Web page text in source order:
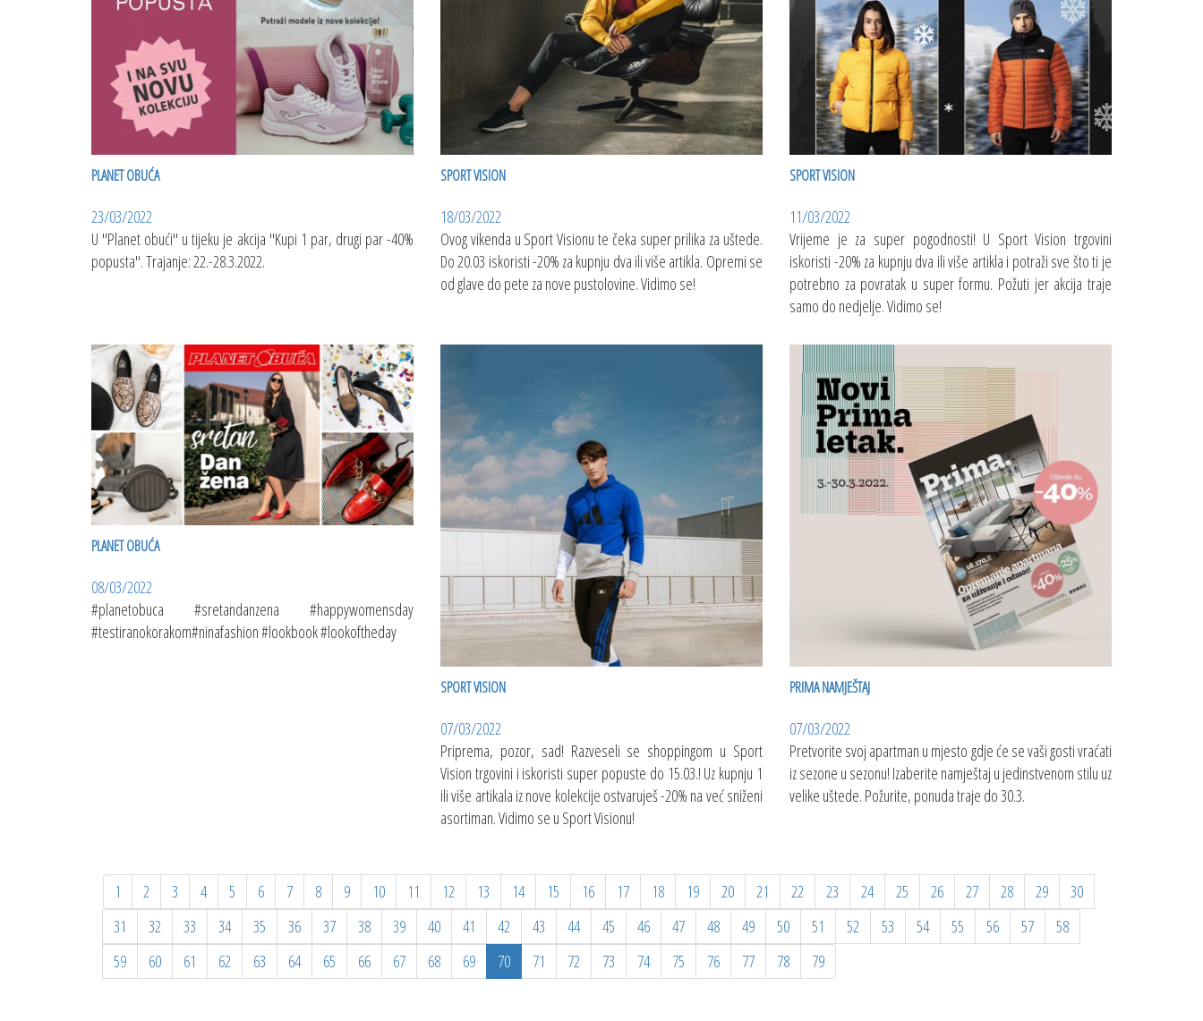
PLANET OBUĆA
23/03/2022
U "Planet obući" u tijeku je akcija "Kupi 1 par, drugi par -40%
popusta". Trajanje: 22.-28.3.2022.
SPORT VISION
18/03/2022
Ovog vikenda u Sport Visionu te čeka super prilika za uštede.
Do 20.03 iskoristi -20% za kupnju dva ili više artikla. Opremi se
od glave do pete za nove pustolovine. Vidimo se!
SPORT VISION
11/03/2022
Vrijeme je za super pogodnosti! U Sport Vision trgovini
iskoristi -20% za kupnju dva ili više artikla i potraži sve što ti je
potrebno za povratak u super formu. Požuti jer akcija traje
samo do nedjelje. Vidimo se!
PLANET OBUĆA
08/03/2022
#planetobuca #sretandanzena #happywomensday
#testiranokorakom#ninafashion #lookbook #lookoftheday
SPORT VISION
07/03/2022
Priprema, pozor, sad! Razveseli se shoppingom u Sport
Vision trgovini i iskoristi super popuste do 15.03.! Uz kupnju 1
ili više artikala iz nove kolekcije ostvaruješ -20% na već sniženi
asortiman. Vidimo se u Sport Visionu!
PRIMA NAMJEŠTAJ
07/03/2022
Pretvorite svoj apartman u mjesto gdje će se vaši gosti vraćati
iz sezone u sezonu! Izaberite namještaj u jedinstvenom stilu uz
velike uštede. Požurite, ponuda traje do 30.3.
1 2 3 4 5 6 7 8 9 10 11 12 13 14 15 16 17 18 19 20 21 22 23 24 25 26 27 28 29
30
31
32 33 34 35 36 37 38 39 40 41 42 43 44 45 46 47 48 49 50 51 52 53 54 55 56 57
58
59
60 61 62 63 64 65 66 67 68 69 70 71 72 73 74 75 76 77 78 79